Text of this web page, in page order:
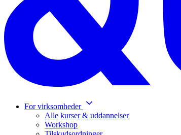
For virksomheder
Alle kurser & uddannelser
Workshop